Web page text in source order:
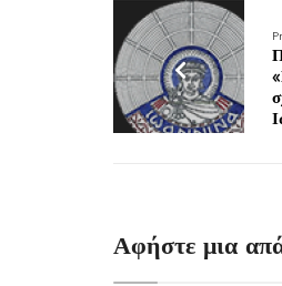
Αφήστε μια